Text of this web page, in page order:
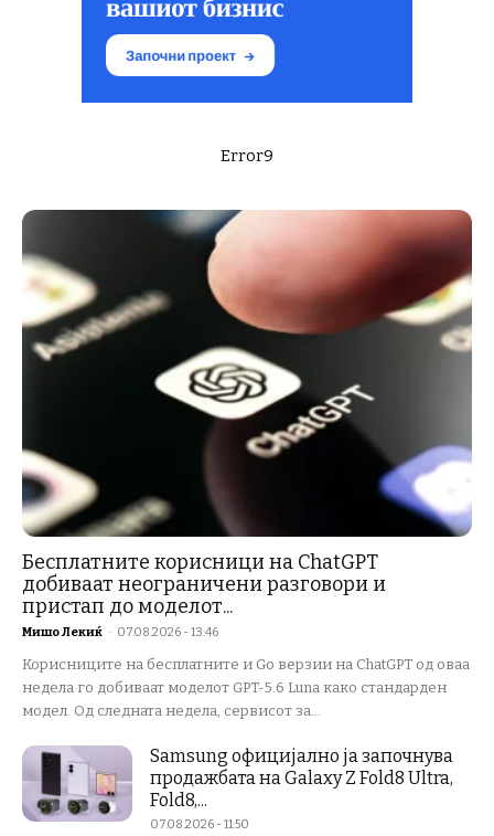
Error9
Бесплатните корисници на ChatGPT
добиваат неограничени разговори и
пристап до моделот...
Мишо Лекиќ - 07.08.2026 - 13:46
Корисниците на бесплатните и Go верзии на ChatGPT од оваа
недела го добиваат моделот GPT-5.6 Luna како стандарден
модел. Од следната недела, сервисот за...
Samsung официјално ја започнува
продажбата на Galaxy Z Fold8 Ultra,
Fold8,...
07.08.2026 - 11:50